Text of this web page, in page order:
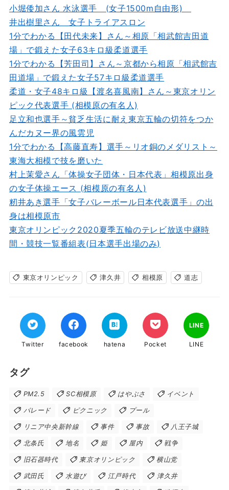
小堀倭加さん 水泳選手 (女子1500m自由形)
井出樹里さん 女子トライアスロン
1分でわかる【田代未来】さん～相原「相武館吉田道
場」で鍛えた女子63キロ級柔道選手
1分でわかる【芳田司】さん～京都から相原「相武館吉
田道場」で鍛えた女子57キロ級柔道選手
柔道・女子48キロ級【渡名喜風南】さん～東京オリン
ピック代表選手 (相模原の有名人)
足立和也選手～貧乏生活に耐え東京五輪の切符をつか
んだカヌー界の風雲児
1分でわかる【高藤直寿】選手～リオ銅のメダリスト～
東海大相模で技を磨いた
村上茉愛さん「体操女子団体・日本代表」相模原出身
の女子体操エース (相模原の有名人)
籾井あき選手「女子バレーボール日本代表選手」の出
身は相模原市
東京オリンピック2020夏季五輪のテレビ放送中継時
間・競技一覧番組表(日本選手出場のみ)
東京オリンピック 津久井 相模原 道志
Twitter facebook hatena Pocket
LINE
LINE
タグ
PM2.5 SC相模原 はやぶさ イベント
パレード ピクニック プール
リニア中央新幹線 事件 事故 八王子城
北条氏 地名 姫 屋内 戦争
旧石器時代 東京オリンピック 横山党
武田氏 水遊び 江戸時代 津久井